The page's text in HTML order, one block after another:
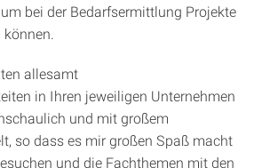
bei der Bedarfsermittlung Projekte
allesamt
in Ihren jeweiligen Unternehmen
und mit großem
so dass es mir großen Spaß macht
und die Fachthemen mit den